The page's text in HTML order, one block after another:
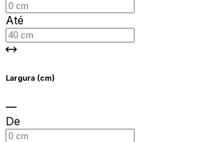
Até
Largura (cm)
De